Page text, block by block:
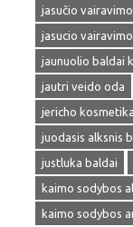
jasučio
jasucio
jaunuolio baldai
jautri veido oda
jericho kosmetika
juodasis alksnis
justluka baldai
kaimo sodybos
kaimo sodybos